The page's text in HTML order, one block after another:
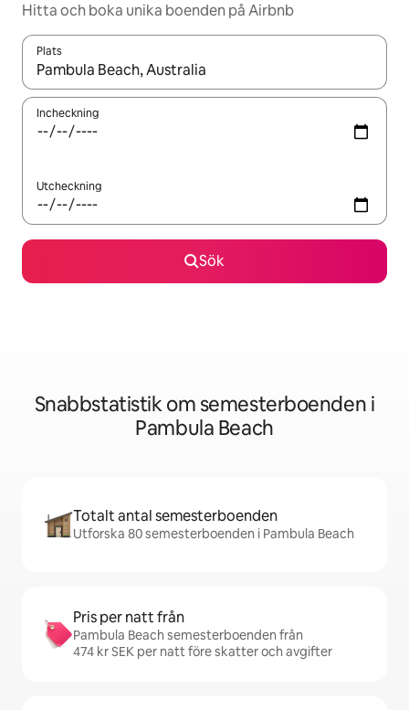
Hitta och boka unika boenden på Airbnb
Plats
När resultaten är tillgängliga kan du navigera med upp- och
Incheckning
Utcheckning
Sök
Snabbstatistik om semesterboenden i
Pambula Beach
Totalt antal semesterboenden
Utforska 80 semesterboenden i Pambula Beach
Pris per natt från
Pambula Beach semesterboenden från
474 kr SEK per natt före skatter och avgifter